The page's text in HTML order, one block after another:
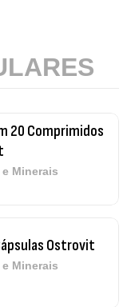
Comprimidos
Minerais
Ostrovit
Ostrovit
Minerais